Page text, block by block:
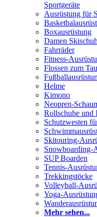
Sportgeräte
Ausrüstung für
Boxausrüstung
Damen
Fahrräder
Fitness-
Flossen zum
Helme
Kimono
Neopren-
Rollschuhe und
Schutzwesten
Skitouring-
Snowboarding-
SUP Boarden
Tennis-
Trekkingstöcke
Volleyball-
Yoga-
Mehr sehen...